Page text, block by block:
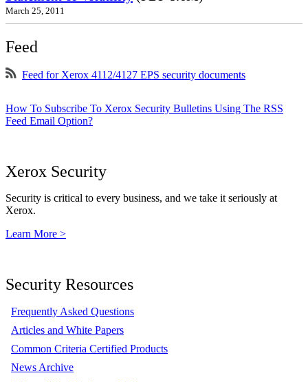
March 25, 2011
Feed
Feed for Xerox 4112/4127 EPS security documents
How To Subscribe To Xerox Security Bulletins Using The RSS
Feed Email Option?
Xerox Security
Security is critical to every business, and we take it seriously at
Xerox.
Learn More >
Security Resources
Frequently Asked Questions
Articles and White Papers
Common Criteria Certified Products
News Archive